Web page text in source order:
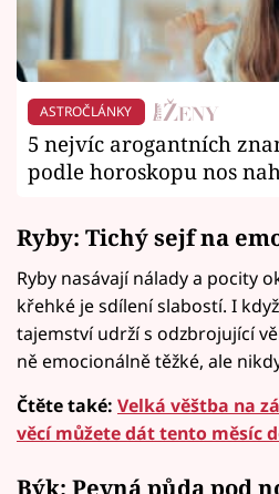
ASTROČLÁNKY
5 nejvíc arogantních
podle horoskopu nos
Ryby: Tichý sejf na
Ryby nasávají nálady a pocity
křehké je sdílení slabostí. I
tajemství udrží s odzbrojující
ně emocionálně těžké, ale
Čtěte také: Velká věštba na
věcí můžete dát tento měsíc
Býk: Pevná půda pod